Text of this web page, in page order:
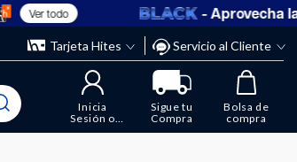
Ver todo - Aprovecha las
Servicio al Cliente
Tarjeta Hites
Inicia
Sesión o
Regístrate
Sigue tu
Compra
Bolsa de
compra
ya no necesitas.